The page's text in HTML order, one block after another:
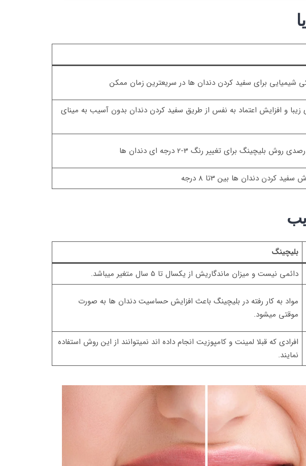
شیمیایی برای سفید کردن دندان ها در سریعترین زمان ممکن
زیبا و افزایش اعتماد به نفس از طریق سفید کردن دندان بدون آسیب به مینای
کردن دندان ها بین 3تا 8 درجه
بلیچینگ
دائمی نیست و میزان ماندگاریش از یکسال تا 5 سال متغیر میباشد.
مواد به کار رفته در بلیچینگ باعث افزایش حساسیت دندان ها به صورت
موقتی میشود.
افرادی که قبلا لمینت و کامپوزیت انجام داده اند نمیتوانند از این روش استفاده
نمایند.